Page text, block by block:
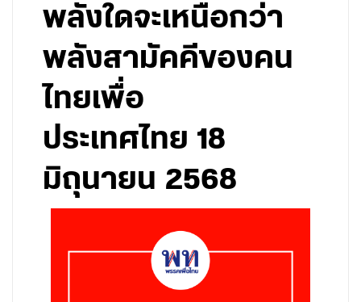
พลังใดจะเหนือกว่า
พลังสามัคคีของคน
ไทยเพื่อ
ประเทศไทย 18
มิถุนายน 2568